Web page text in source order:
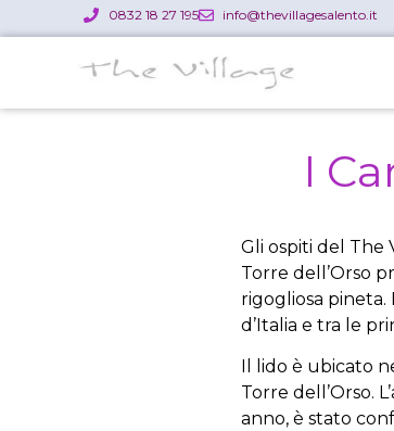
0832 18 27 195 info@thevillagesalento.it
I
Gli ospiti del The
Torre dell’Orso
rigogliosa
d’Italia e tra le
Il lido è ubicato
Torre dell’Orso.
anno, è stato